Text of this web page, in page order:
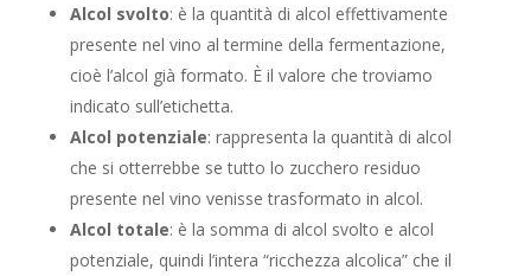
Alcol svolto: è la quantità di alcol effettivamente
presente nel vino al termine della fermentazione,
cioè l’alcol già formato. È il valore che troviamo
indicato sull’etichetta.
Alcol potenziale: rappresenta la quantità di alcol
che si otterrebbe se tutto lo zucchero residuo
presente nel vino venisse trasformato in alcol.
Alcol totale: è la somma di alcol svolto e alcol
potenziale, quindi l’intera “ricchezza alcolica” che il